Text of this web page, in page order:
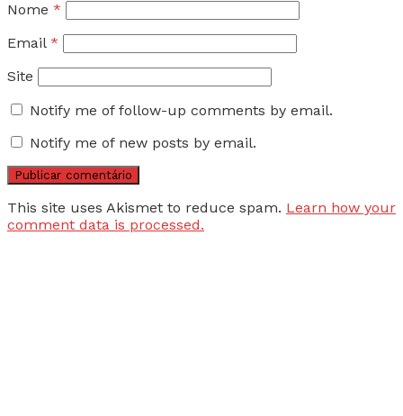
Nome *
Email *
Site
Notify me of follow-up comments by email.
Notify me of new posts by email.
This site uses Akismet to reduce spam. Learn how your
comment data is processed.